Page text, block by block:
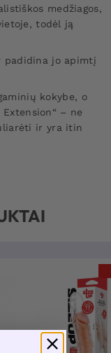
medžiagos,
todėl ją
padidina jo apimtį
kokybe, o
– ne
ir yra itin